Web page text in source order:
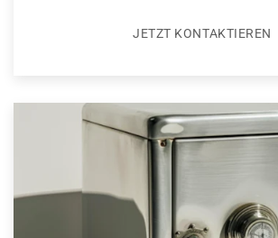
JETZT KONTAKTIEREN